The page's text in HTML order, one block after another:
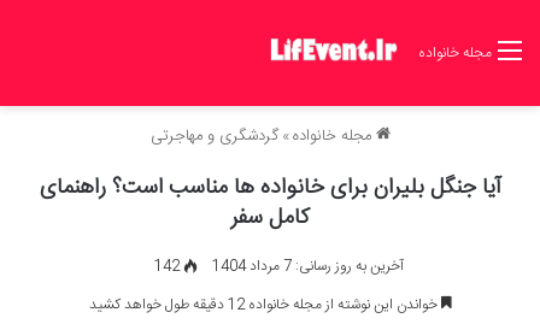
مجله خانواده
مجله خانواده» گردشگری و مهاجرتی
آیا جنگل بلیران برای خانواده ها مناسب است؟ راهنمای
کامل سفر
آخرین به روز رسانی: 7 مرداد 1404
142
خواندن این نوشته از مجله خانواده 12 دقیقه طول خواهد کشید